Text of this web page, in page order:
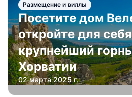
Размещение и виллы
Посетите дом
откройте для себя
крупнейший
Хорватии
02 марта 2025 г.